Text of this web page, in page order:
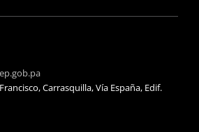
Carrasquilla, Vía España, Edif.